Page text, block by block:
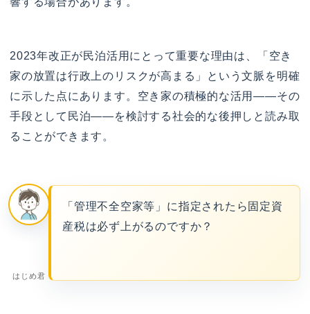
2023年改正が民泊活用にとって重要な理由は、「空き
家の放置は行政上のリスクが高まる」という文脈を明確
に示した点にあります。空き家の積極的な活用——その
手段として民泊——を検討する社会的な後押しと読み取
ることができます。
はじめ君
「管理不全空家等」に指定されたら固定資
産税は必ず上がるのですか？